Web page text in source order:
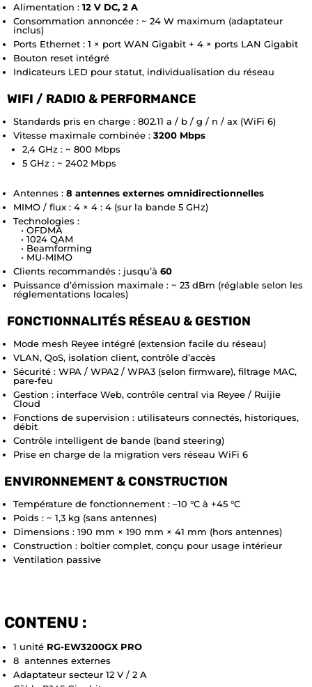
Alimentation : 12 V DC, 2 A
Consommation annoncée : ~ 24 W maximum (adaptateur
inclus)
Ports Ethernet : 1 × port WAN Gigabit + 4 × ports LAN Gigabit
Bouton reset intégré
Indicateurs LED pour statut, individualisation du réseau
WIFI / RADIO & PERFORMANCE
Standards pris en charge : 802.11 a / b / g / n / ax (WiFi 6)
Vitesse maximale combinée : 3200 Mbps
2,4 GHz : ~ 800 Mbps
5 GHz : ~ 2402 Mbps
Antennes : 8 antennes externes omnidirectionnelles
MIMO / flux : 4 × 4 : 4 (sur la bande 5 GHz)
Technologies :
• OFDMA
• 1024 QAM
• Beamforming
• MU-MIMO
Clients recommandés : jusqu’à 60
Puissance d’émission maximale : ~ 23 dBm (réglable selon les
réglementations locales)
FONCTIONNALITÉS RÉSEAU & GESTION
Mode mesh Reyee intégré (extension facile du réseau)
VLAN, QoS, isolation client, contrôle d’accès
Sécurité : WPA / WPA2 / WPA3 (selon firmware), filtrage MAC,
pare-feu
Gestion : interface Web, contrôle central via Reyee / Ruijie
Cloud
Fonctions de supervision : utilisateurs connectés, historiques,
débit
Contrôle intelligent de bande (band steering)
Prise en charge de la migration vers réseau WiFi 6
ENVIRONNEMENT & CONSTRUCTION
Température de fonctionnement : –10 °C à +45 °C
Poids : ~ 1,3 kg (sans antennes)
Dimensions : 190 mm × 190 mm × 41 mm (hors antennes)
Construction : boîtier complet, conçu pour usage intérieur
Ventilation passive
CONTENU :
1 unité RG-EW3200GX PRO
8 antennes externes
Adaptateur secteur 12 V / 2 A